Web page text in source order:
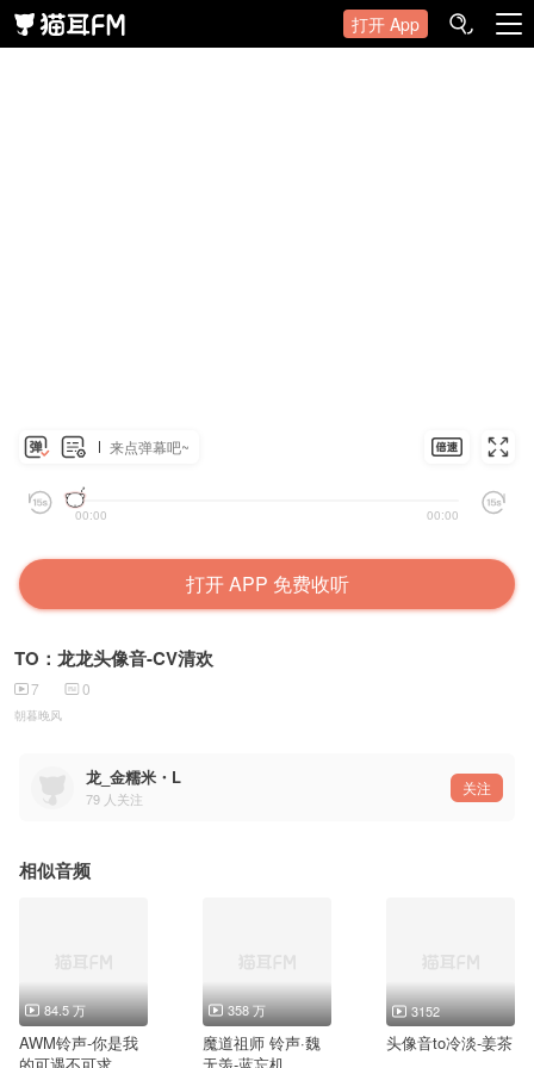
打开 App
来点弹幕吧~
00:00 00:00
打开 APP 免费收听
TO：龙龙头像音-CV清欢
7 0
朝暮晚风
龙_金糯米・L
79 人关注
关注
相似音频
84.5 万
AWM铃声-你是我
358 万
魔道祖师 铃声·魏
3152
头像音to冷淡-姜茶